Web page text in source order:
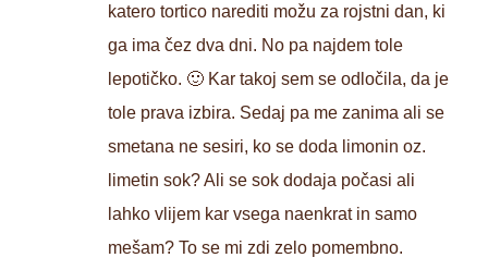
katero tortico narediti možu za rojstni dan, ki
ga ima čez dva dni. No pa najdem tole
lepotičko. 🙂 Kar takoj sem se odločila, da je
tole prava izbira. Sedaj pa me zanima ali se
smetana ne sesiri, ko se doda limonin oz.
limetin sok? Ali se sok dodaja počasi ali
lahko vlijem kar vsega naenkrat in samo
mešam? To se mi zdi zelo pomembno.